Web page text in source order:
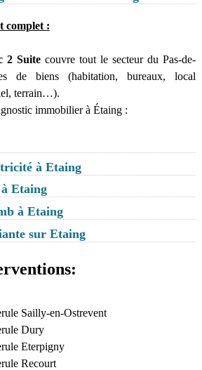
complet :
2 Suite couvre tout le secteur du Pas-de-
de biens (habitation, bureaux, local
terrain…).
immobilier à Étaing :
à Etaing
Etaing
à Etaing
sur Etaing
Sailly-en-Ostrevent
Dury
Eterpigny
Recourt